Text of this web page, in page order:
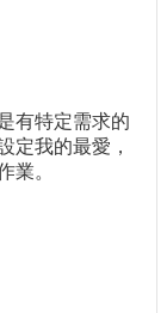
有特定需求的
定我的最愛，
業。